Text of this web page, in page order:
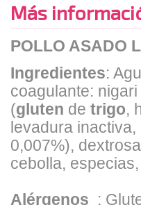
Más
POLLO ASADO
Ingredientes:
coagulante:
(gluten de trigo,
levadura
0,007%),
cebolla,
Alérgenos :